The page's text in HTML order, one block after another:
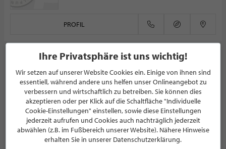
PROFIL
NEWSLETTER
Bleiben Sie immer UP TO DATE! Melden Sie sich jetzt für
unseren STILPUNKTE®-Newsletter an und profitieren Sie
von exklusivenNeuigkeiten, TrendsundAngeboten
Mit der Anmeldung für unseren Newsletter stimmen Sie
Abmeldung
Ihre Privatsphäre ist uns wichtig!
Wir setzen auf unserer Website Cookies ein. Einige von ihnen sind
essentiell, während andere uns helfen unser Onlineangebot zu
verbessern und wirtschaftlich zu betreiben. Sie können dies
akzeptieren oder per Klick auf die Schaltfläche "Individuelle
Cookie-Einstellungen" einstellen, sowie diese Einstellungen
jederzeit aufrufen und Cookies auch nachträglich jederzeit
abwählen (z.B. im Fußbereich unserer Website). Nähere Hinweise
erhalten Sie in unserer Datenschutzerklärung.